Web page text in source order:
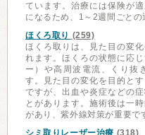
ています。治療には保険が
になるため、1～2週間ごとの
ほくろ取り (259)
ほくろ取りは、見た目の変
れます。ほくろの状態に応
ー）や高周波電流、くり抜
す。見た目の変化を目的と
ですが、出血や炎症などの
とがあります。施術後は一
があり、紫外線対策が重要で
シミ取りレーザー治療 (318)